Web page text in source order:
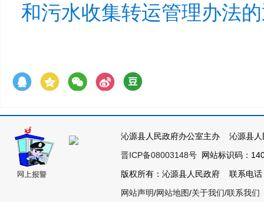
和污水收集转运管理办法
沁源县人民政府办公室主办 沁源县
晋ICP备08003148号 网站标识码：
版权所有：沁源县人民政府 联系电
网站声明/网站地图/关于我们/联系我们